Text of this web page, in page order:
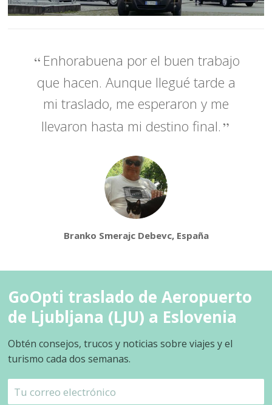
Enhorabuena por el buen trabajo
que hacen. Aunque llegué tarde a
mi traslado, me esperaron y me
llevaron hasta mi destino final.
Branko Smerajc Debevc, España
GoOpti traslado de Aeropuerto
de Ljubljana (LJU) a Eslovenia
Obtén consejos, trucos y noticias sobre viajes y el
turismo cada dos semanas.